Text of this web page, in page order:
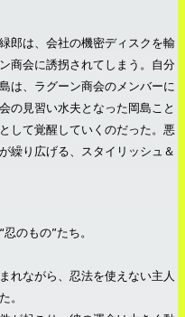
郎は、会社の機密ディスクを輸
商会に誘拐されてしまう。自分
は、ラグーン商会のメンバーに
の見習い水夫となった岡島こと
して覚醒していくのだった。悪
繰り広げる、スタイリッシュ＆
のもの”たち。
れながら、忍法を使えない主人
。